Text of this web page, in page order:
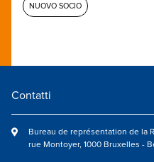
NUOVO SOCIO
Contatti
Bureau de représentation de la
rue Montoyer, 1000 Bruxelles -